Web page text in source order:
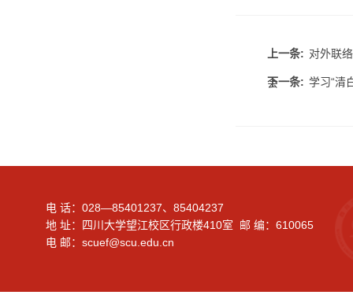
上一条: 对外联
会
下一条: 学习“清
电 话：028—85401237、85404237
地 址：四川大学望江校区行政楼410室 邮 编：610065
电 邮：scuef@scu.edu.cn